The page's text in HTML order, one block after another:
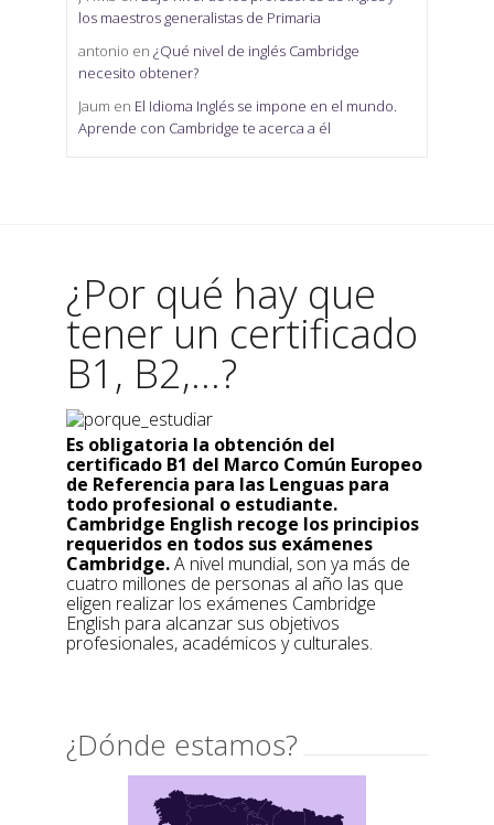
los maestros generalistas de Primaria
antonio en ¿Qué nivel de inglés Cambridge
necesito obtener?
Jaum en El Idioma Inglés se impone en el mundo.
Aprende con Cambridge te acerca a él
¿Por qué hay que
tener un certificado
B1, B2,...?
Es obligatoria la obtención del
certificado B1 del Marco Común Europeo
de Referencia para las Lenguas para
todo profesional o estudiante.
Cambridge English recoge los principios
requeridos en todos sus exámenes
Cambridge.A nivel mundial, son ya más de
cuatro millones de personas al año las que
eligen realizar los exámenes Cambridge
English para alcanzar sus objetivos
profesionales, académicos y culturales.
¿Dónde estamos?